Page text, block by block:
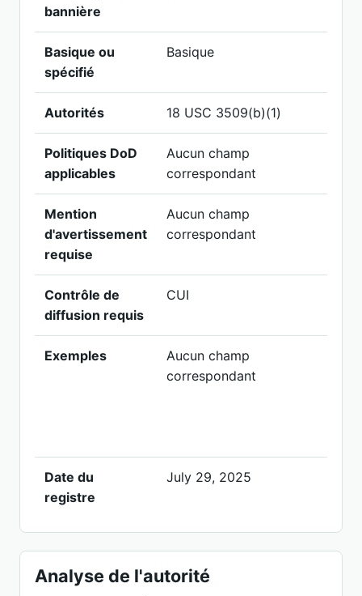
bannière
Basique ou
spécifié
Basique
Autorités 18 USC 3509(b)(1)
Politiques DoD
applicables
Aucun champ
correspondant
Mention
d'avertissement
requise
Aucun champ
correspondant
Contrôle de
diffusion requis
CUI
Exemples
Aucun champ
correspondant
Date du
registre
July 29, 2025
Analyse de l'autorité